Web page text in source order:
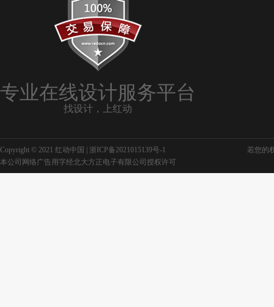
商务房地产报广
房地产宣传报广
房地产插画报广
房地产户外广
专业在线设计服务平台
找设计，上红动
Copyright © 2021 红动中国 | 浙ICP备2021015139号-1
若您的
本公司网络广告用字经北大方正电子有限公司授权许可